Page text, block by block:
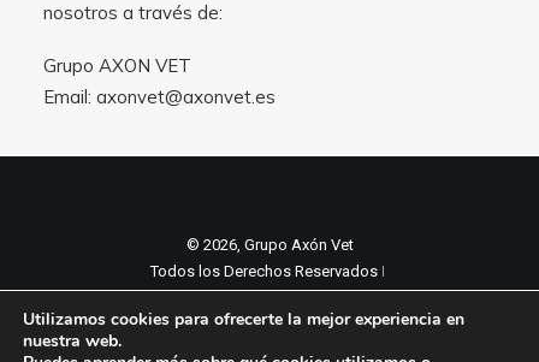
nosotros a través de:
Grupo AXON VET
Email: axonvet@axonvet.es
© 2026, Grupo Axón Vet
Todos los Derechos Reservados ǀ
Política de cookies
Utilizamos cookies para ofrecerte la mejor experiencia en
nuestra web.